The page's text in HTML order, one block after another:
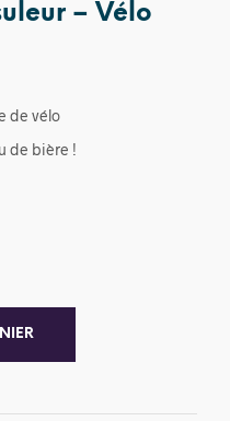
– Vélo
de vélo
de bière !